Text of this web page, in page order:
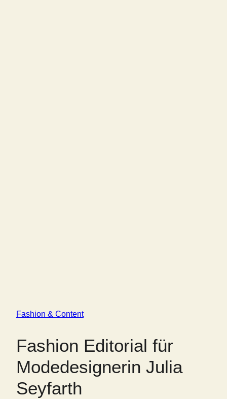
Fashion & Content
Fashion Editorial für
Modedesignerin Julia
Seyfarth